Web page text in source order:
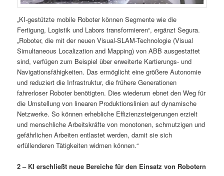
„KI-gestützte mobile Roboter können Segmente wie die
Fertigung, Logistik und Labors transformieren“, ergänzt Segura.
„Roboter, die mit der neuen Visual-SLAM-Technologie (Visual
Simultaneous Localization and Mapping) von ABB ausgestattet
sind, verfügen zum Beispiel über erweiterte Kartierungs- und
Navigationsfähigkeiten. Das ermöglicht eine größere Autonomie
und reduziert die Infrastruktur, die frühere Generationen
fahrerloser Roboter benötigten. Dies wiederum ebnet den Weg für
die Umstellung von linearen Produktionslinien auf dynamische
Netzwerke. So können erhebliche Effizienzsteigerungen erzielt
und menschliche Arbeitskräfte von monotonen, schmutzigen und
gefährlichen Arbeiten entlastet werden, damit sie sich
erfüllenderen Tätigkeiten widmen können.“
2 – KI erschließt neue Bereiche für den Einsatz von Robotern